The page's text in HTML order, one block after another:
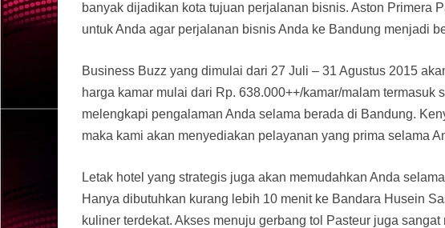
banyak dijadikan kota tujuan perjalanan bisnis. Aston Primera
untuk Anda agar perjalanan bisnis Anda ke Bandung menjadi
Business Buzz yang dimulai dari 27 Juli – 31 Agustus 2015
harga kamar mulai dari Rp. 638.000++/kamar/malam termasuk
melengkapi pengalaman Anda selama berada di Bandung.
maka kami akan menyediakan pelayanan yang prima selama
Letak hotel yang strategis juga akan memudahkan Anda
Hanya dibutuhkan kurang lebih 10 menit ke Bandara Husein
kuliner terdekat. Akses menuju gerbang tol Pasteur juga